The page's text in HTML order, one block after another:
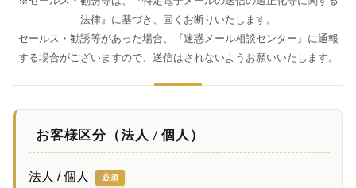
法律』に基づき、固くお断りいたします。
セールス・勧誘等があった場合、『迷惑メール相談センター』に通報
する場合がございますので、送信はされないようお願いいたします。
お客様区分（法人 / 個人）
法人 / 個人 必須